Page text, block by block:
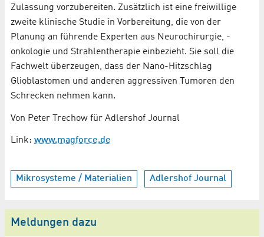
Zulassung vorzubereiten. Zusätzlich ist eine freiwillige
zweite klinische Studie in Vorbereitung, die von der
Planung an führende Experten aus Neurochirurgie, -
onkologie und Strahlentherapie einbezieht. Sie soll die
Fachwelt überzeugen, dass der Nano-Hitzschlag
Glioblastomen und anderen aggressiven Tumoren den
Schrecken nehmen kann.
Von Peter Trechow für Adlershof Journal
Link: www.magforce.de
Mikrosysteme / Materialien Adlershof Journal
Meldungen dazu